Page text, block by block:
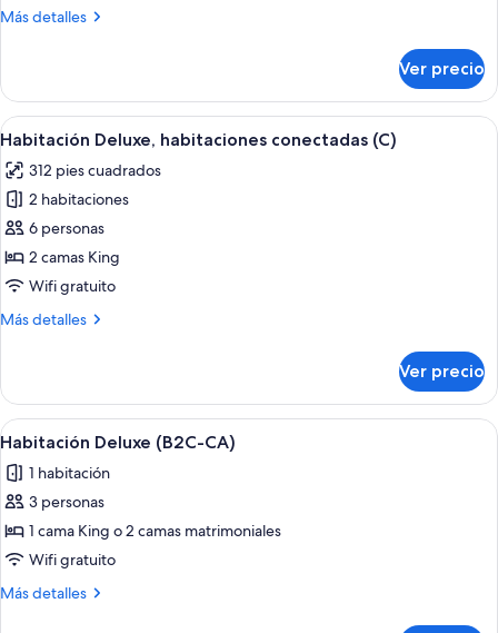
|Más detalles
Más
familiar
(Deluxe
|
Ver precio
Abrir
todas
las
fotos
de
Habitación
Deluxe,
conectadas
Habitación de hotel con una cama
5
Habitación Deluxe, habitaciones conectadas (C)
312 pies cuadrados
2 habitaciones
6 personas
2 camas King
Wifi gratuito
Más detalles
Más
Deluxe,
habitaciones
conectadas
Ver precio
Abrir
todas
las
fotos
de
Habitación
Deluxe
Habitación de hotel con una cama
5
Habitación Deluxe (B2C-CA)
1 habitación
3 personas
1 cama King o 2 camas matrimoniales
Wifi gratuito
Más detalles
Más